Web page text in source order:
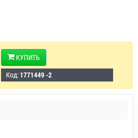
КУПИТЬ
Код: 1771449 -2